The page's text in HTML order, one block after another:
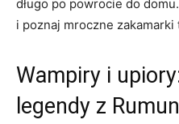
długo po powrocie do
i poznaj mroczne
Wampiry i⁢
legendy z